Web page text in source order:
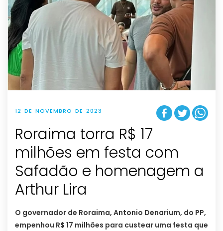
12 DE NOVEMBRO DE 2023
Roraima torra R$ 17
milhões em festa com
Safadão e homenagem a
Arthur Lira
O governador de Roraima, Antonio Denarium, do PP,
empenhou R$ 17 milhões para custear uma festa que